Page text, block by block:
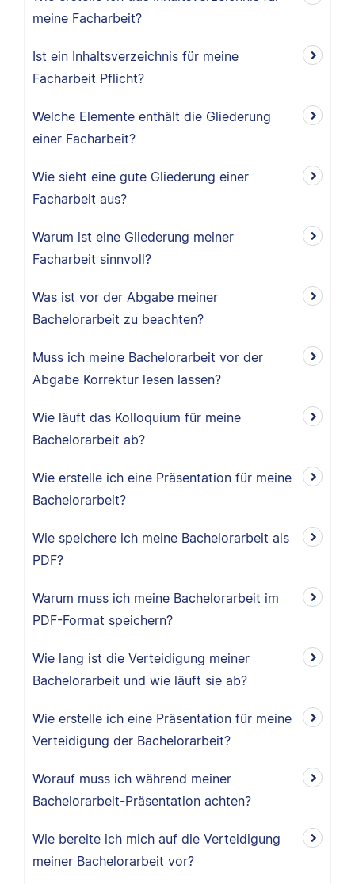
meine Facharbeit?
Ist ein Inhaltsverzeichnis für meine
Facharbeit Pflicht?
Welche Elemente enthält die Gliederung
einer Facharbeit?
Wie sieht eine gute Gliederung einer
Facharbeit aus?
Warum ist eine Gliederung meiner
Facharbeit sinnvoll?
Was ist vor der Abgabe meiner
Bachelorarbeit zu beachten?
Muss ich meine Bachelorarbeit vor der
Abgabe Korrektur lesen lassen?
Wie läuft das Kolloquium für meine
Bachelorarbeit ab?
Wie erstelle ich eine Präsentation für meine
Bachelorarbeit?
Wie speichere ich meine Bachelorarbeit als
PDF?
Warum muss ich meine Bachelorarbeit im
PDF-Format speichern?
Wie lang ist die Verteidigung meiner
Bachelorarbeit und wie läuft sie ab?
Wie erstelle ich eine Präsentation für meine
Verteidigung der Bachelorarbeit?
Worauf muss ich während meiner
Bachelorarbeit-Präsentation achten?
Wie bereite ich mich auf die Verteidigung
meiner Bachelorarbeit vor?